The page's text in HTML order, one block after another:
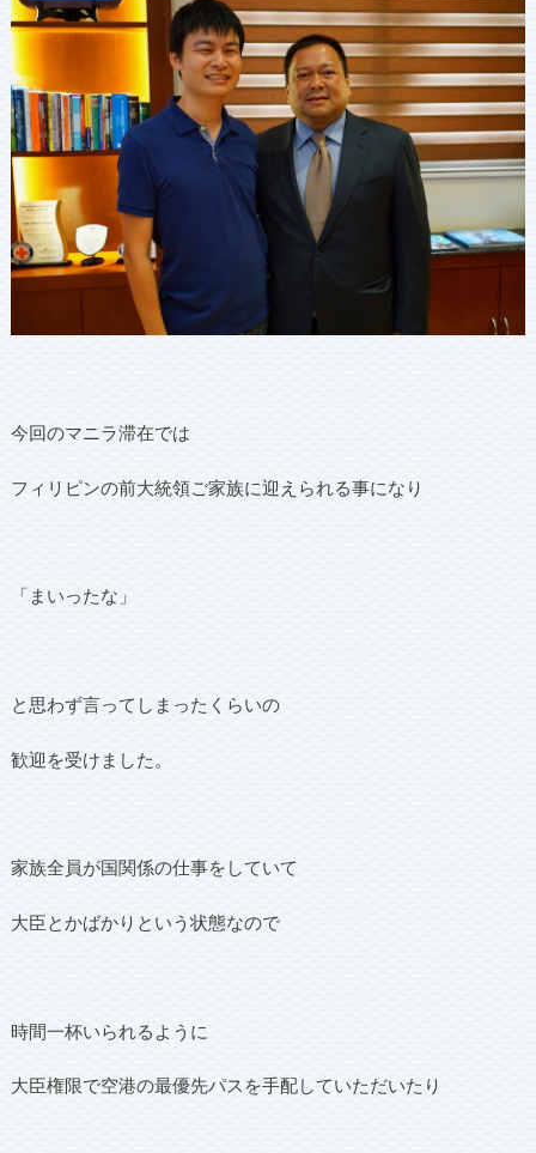
今回のマニラ滞在では
フィリピンの前大統領ご家族に迎えられる事になり
「まいったな」
と思わず言ってしまったくらいの
歓迎を受けました。
家族全員が国関係の仕事をしていて
大臣とかばかりという状態なので
時間一杯いられるように
大臣権限で空港の最優先パスを手配していただいたり